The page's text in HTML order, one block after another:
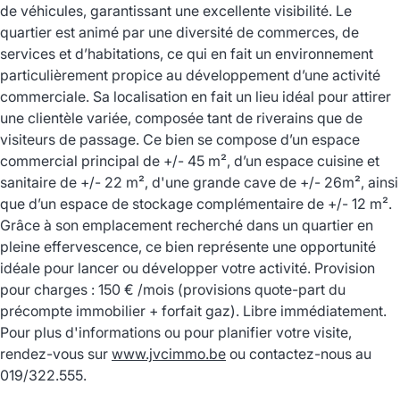
de véhicules, garantissant une excellente visibilité. Le
quartier est animé par une diversité de commerces, de
services et d’habitations, ce qui en fait un environnement
particulièrement propice au développement d’une activité
commerciale. Sa localisation en fait un lieu idéal pour attirer
une clientèle variée, composée tant de riverains que de
visiteurs de passage. Ce bien se compose d’un espace
commercial principal de +/- 45 m², d’un espace cuisine et
sanitaire de +/- 22 m², d'une grande cave de +/- 26m², ainsi
que d’un espace de stockage complémentaire de +/- 12 m².
Grâce à son emplacement recherché dans un quartier en
pleine effervescence, ce bien représente une opportunité
idéale pour lancer ou développer votre activité. Provision
pour charges : 150 € /mois (provisions quote-part du
précompte immobilier + forfait gaz). Libre immédiatement.
Pour plus d'informations ou pour planifier votre visite,
rendez-vous sur www.jvcimmo.be ou contactez-nous au
019/322.555.